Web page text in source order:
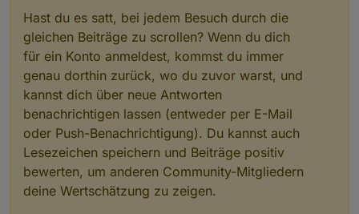
Hast du es satt, bei jedem Besuch durch die
gleichen Beiträge zu scrollen? Wenn du dich
für ein Konto anmeldest, kommst du immer
genau dorthin zurück, wo du zuvor warst, und
kannst dich über neue Antworten
benachrichtigen lassen (entweder per E-Mail
oder Push-Benachrichtigung). Du kannst auch
Lesezeichen speichern und Beiträge positiv
bewerten, um anderen Community-Mitgliedern
deine Wertschätzung zu zeigen.